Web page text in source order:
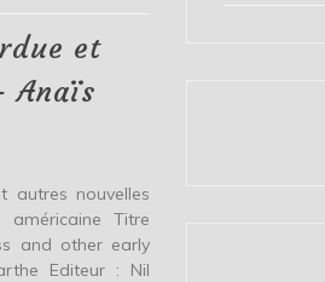
–
Anaïs
Nin
et
Anaïs
autres nouvelles
Titre
and other early
Editeur : Nil